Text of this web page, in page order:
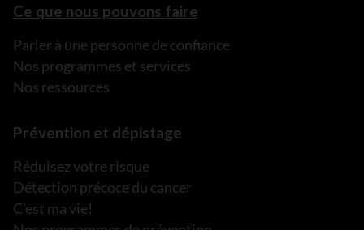
Ce que nous pouvons faire
Parler à une personne de confiance
Nos programmes et services
Nos ressources
Prévention et dépistage
Réduisez votre risque
Détection précoce du cancer
C’est ma vie!